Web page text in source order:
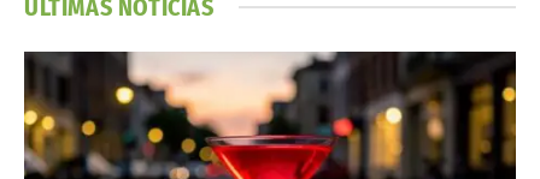
ÚLTIMAS NOTICIAS